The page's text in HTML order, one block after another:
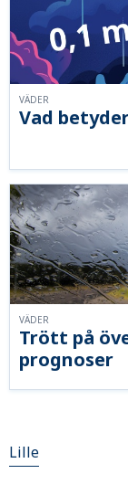
Vad
VÄDER
Trött på
prognoser
VÄDER
Lille